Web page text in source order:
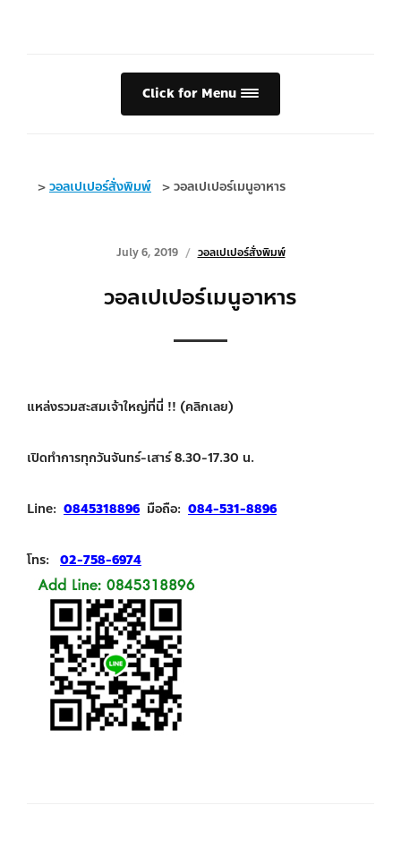
Click for Menu
>วอลเปเปอร์สั่งพิมพ์ >วอลเปเปอร์เมนูอาหาร
July 6, 2019 วอลเปเปอร์สั่งพิมพ์
วอลเปเปอร์เมนูอาหาร
แหล่งรวมสะสมเจ้าใหญ่ที่นี่ !! (คลิกเลย)
เปิดทำการทุกวันจันทร์-เสาร์ 8.30-17.30 น.
Line: 0845318896 มือถือ: 084-531-8896
โทร: 02-758-6974